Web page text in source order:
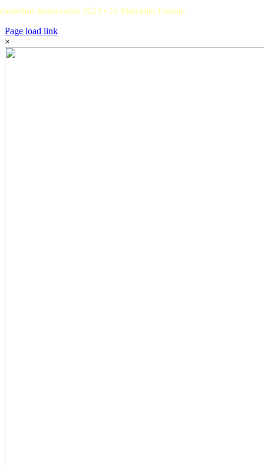
Derechos Reservados 2023 • El Mercader Errante
Page load link
×